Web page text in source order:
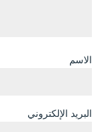
الاسم
البريد الإلكتروني